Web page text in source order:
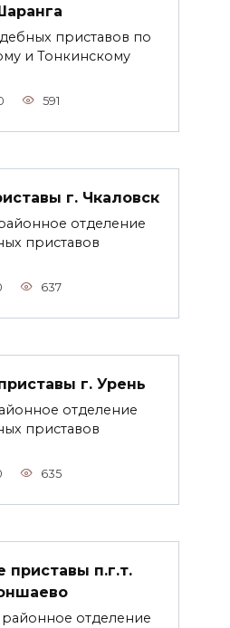
приставов по
и Тонкинскому
591
г. Чкаловск
отделение
приставов
637
г. Урень
отделение
приставов
635
приставы п.г.т.
отделение